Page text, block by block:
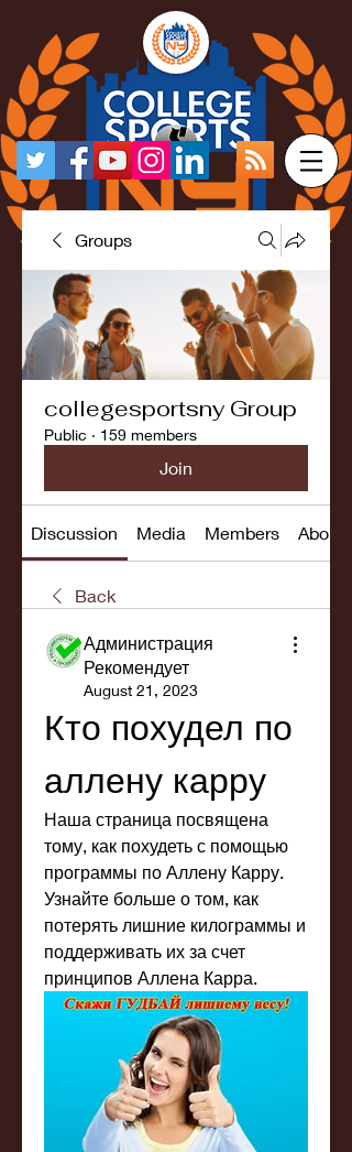
Groups
collegesportsny Group
Public · 159 members
Join
Discussion Media Members About
Back
Администрация
Рекомендует
August 21, 2023
Кто похудел по
аллену карру
Наша страница посвящена
тому, как похудеть с помощью
программы по Аллену Карру.
Узнайте больше о том, как
потерять лишние килограммы и
поддерживать их за счет
принципов Аллена Карра.